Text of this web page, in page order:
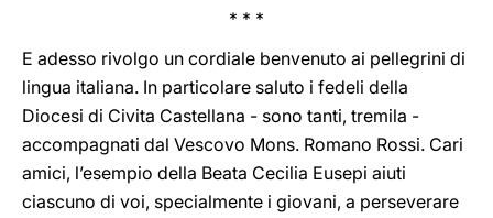
* * *
E adesso rivolgo un cordiale benvenuto ai pellegrini di
lingua italiana. In particolare saluto i fedeli della
Diocesi di Civita Castellana - sono tanti, tremila -
accompagnati dal Vescovo Mons. Romano Rossi. Cari
amici, l’esempio della Beata Cecilia Eusepi aiuti
ciascuno di voi, specialmente i giovani, a perseverare